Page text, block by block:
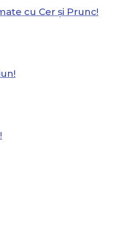
cu Cer și Prunc!